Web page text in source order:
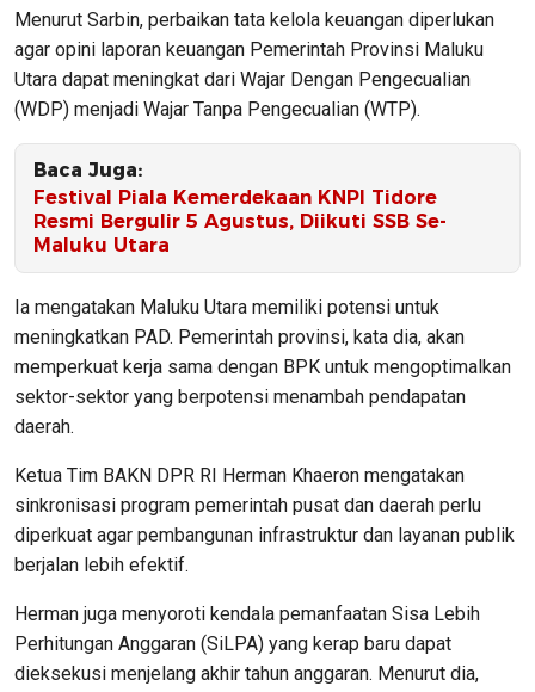
Menurut Sarbin, perbaikan tata kelola keuangan diperlukan
agar opini laporan keuangan Pemerintah Provinsi Maluku
Utara dapat meningkat dari Wajar Dengan Pengecualian
(WDP) menjadi Wajar Tanpa Pengecualian (WTP).
Baca Juga:
Festival Piala Kemerdekaan KNPI Tidore
Resmi Bergulir 5 Agustus, Diikuti SSB Se-
Maluku Utara
Ia mengatakan Maluku Utara memiliki potensi untuk
meningkatkan PAD. Pemerintah provinsi, kata dia, akan
memperkuat kerja sama dengan BPK untuk mengoptimalkan
sektor-sektor yang berpotensi menambah pendapatan
daerah.
Ketua Tim BAKN DPR RI Herman Khaeron mengatakan
sinkronisasi program pemerintah pusat dan daerah perlu
diperkuat agar pembangunan infrastruktur dan layanan publik
berjalan lebih efektif.
Herman juga menyoroti kendala pemanfaatan Sisa Lebih
Perhitungan Anggaran (SiLPA) yang kerap baru dapat
dieksekusi menjelang akhir tahun anggaran. Menurut dia,